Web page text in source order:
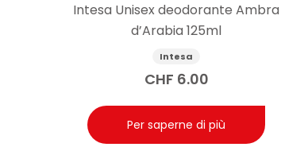
Intesa Unisex deodorante Ambra
d’Arabia 125ml
Intesa
CHF 6.00
Per saperne di più